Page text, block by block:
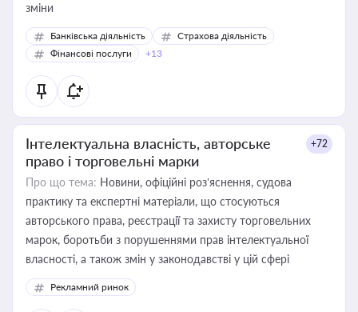
зміни
Банківська діяльність
Страхова діяльність
Фінансові послуги
+13
Інтелектуальна власність, авторське
право і торговельні марки
+72
Про що тема: Новини, офіційні роз’яснення, судова
практику та експертні матеріали, що стосуються
авторського права, реєстрації та захисту торговельних
марок, боротьби з порушеннями прав інтелектуальної
власності, а також змін у законодавстві у цій сфері
Рекламний ринок